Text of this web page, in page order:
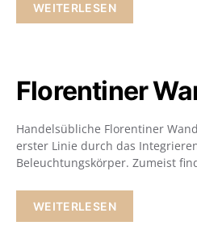
WEITERLESEN
Florentiner
Handelsübliche Florentiner
erster Linie durch das
Beleuchtungskörper. Zumeist
WEITERLESEN